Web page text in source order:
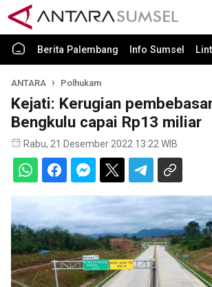
Berita Palembang Info Sumsel
ANTARA Polhukam
Kejati: Kerugian
Bengkulu capai Rp13 miliar
Rabu, 21 Desember 2022 13:22 WIB